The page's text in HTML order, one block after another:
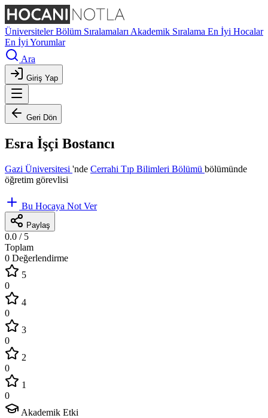
ÜniversitelerBölüm Sıralamaları Akademik Sıralama En İyi Hocalar
En İyi Yorumlar
Ara
Giriş Yap
Geri Dön
Esra İşçi Bostancı
Gazi Üniversitesi 'nde Cerrahi Tıp Bilimleri Bölümü bölümünde
öğretim görevlisi
Bu Hocaya Not Ver
Paylaş
0.0 / 5
Toplam
0 Değerlendirme
5
0
4
0
3
0
2
0
1
0
Akademik Etki